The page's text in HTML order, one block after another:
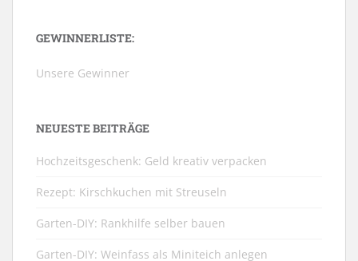
GEWINNERLISTE:
Unsere Gewinner
NEUESTE BEITRÄGE
Hochzeitsgeschenk: Geld kreativ verpacken
Rezept: Kirschkuchen mit Streuseln
Garten-DIY: Rankhilfe selber bauen
Garten-DIY: Weinfass als Miniteich anlegen